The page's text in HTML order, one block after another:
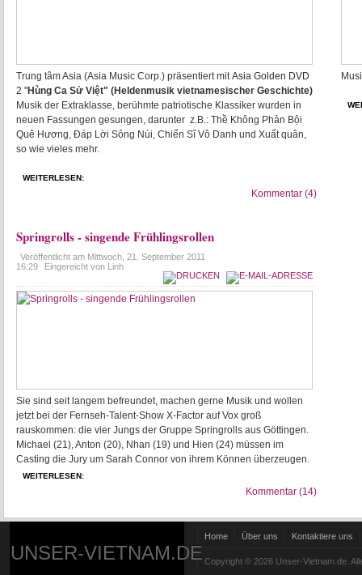
Trung tâm Asia (Asia Music Corp.) präsentiert mitAsia Golden DVD
2 "Hùng Ca Sử Việt" (Heldenmusik vietnamesischer Geschichte)
Musik der Extraklasse, berühmte patriotische Klassiker wurden in
neuen Fassungen gesungen, darunter z.B.: Thề Không Phản Bội
Quê Hương, Đáp Lời Sông Núi, Chiến Sĩ Vô Danh und Xuất quân,
so wie vieles mehr.
WEITERLESEN:
Kommentar (4)
Springrolls - singende Frühlingsrollen
Veröffentlicht am Mittwoch, 21. September 2011
16:29
Eingereicht von Linh
Sie sind seit langem befreundet, machen gerne Musik und wollen
jetzt bei der Fernseh-Talent-Show X-Factor auf Vox groß
rauskommen: die vier Jungs der Gruppe Springrolls aus Göttingen.
Michael (21), Anton (20), Nhan (19) und Hien (24) müssen im
Casting die Jury um Sarah Connor von ihrem Können überzeugen.
WEITERLESEN:
Kommentar (14)
UNSER-VIETNAM.DE
Home Über uns Kontaktiere uns
Copyright © 2026 Unser-Vietnam.de.